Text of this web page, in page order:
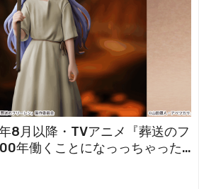
8月以降・TVアニメ『葬送のフ
年働くことになっっちゃった
化！